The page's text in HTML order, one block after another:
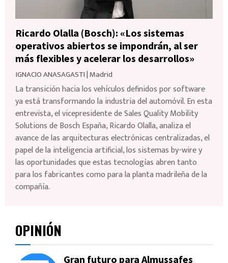
Ricardo Olalla (Bosch): «Los sistemas
operativos abiertos se impondrán, al ser
más flexibles y acelerar los desarrollos»
IGNACIO ANASAGASTI|Madrid
La transición hacia los vehículos definidos por software
ya está transformando la industria del automóvil. En esta
entrevista, el vicepresidente de Sales Quality Mobility
Solutions de Bosch España, Ricardo Olalla, analiza el
avance de las arquitecturas electrónicas centralizadas, el
papel de la inteligencia artificial, los sistemas by-wire y
las oportunidades que estas tecnologías abren tanto
para los fabricantes como para la planta madrileña de la
compañía.
OPINIÓN
Gran futuro para Almussafes